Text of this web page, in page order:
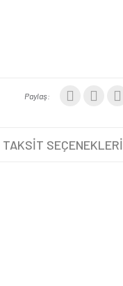
Paylaş:
TAKSİT SEÇENEKLERİ